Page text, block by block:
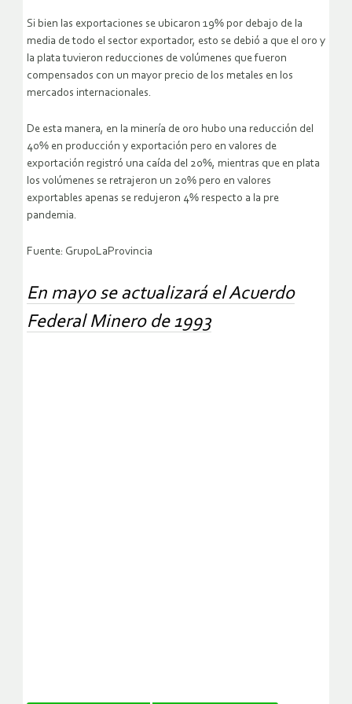
Si bien las exportaciones se ubicaron 19% por debajo de la
media de todo el sector exportador, esto se debió a que el oro y
la plata tuvieron reducciones de volúmenes que fueron
compensados con un mayor precio de los metales en los
mercados internacionales.
De esta manera, en la minería de oro hubo una reducción del
40% en producción y exportación pero en valores de
exportación registró una caída del 20%, mientras que en plata
los volúmenes se retrajeron un 20% pero en valores
exportables apenas se redujeron 4% respecto a la pre
pandemia.
Fuente: GrupoLaProvincia
En mayo se actualizará el Acuerdo
Federal Minero de 1993